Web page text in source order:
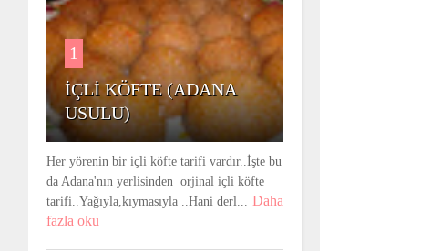
1
İÇLİ KÖFTE (ADANA
USULU)
Her yörenin bir içli köfte tarifi vardır..İşte bu
da Adana'nın yerlisinden orjinal içli köfte
tarifi..Yağıyla,kıymasıyla ..Hani derl... Daha
fazla oku